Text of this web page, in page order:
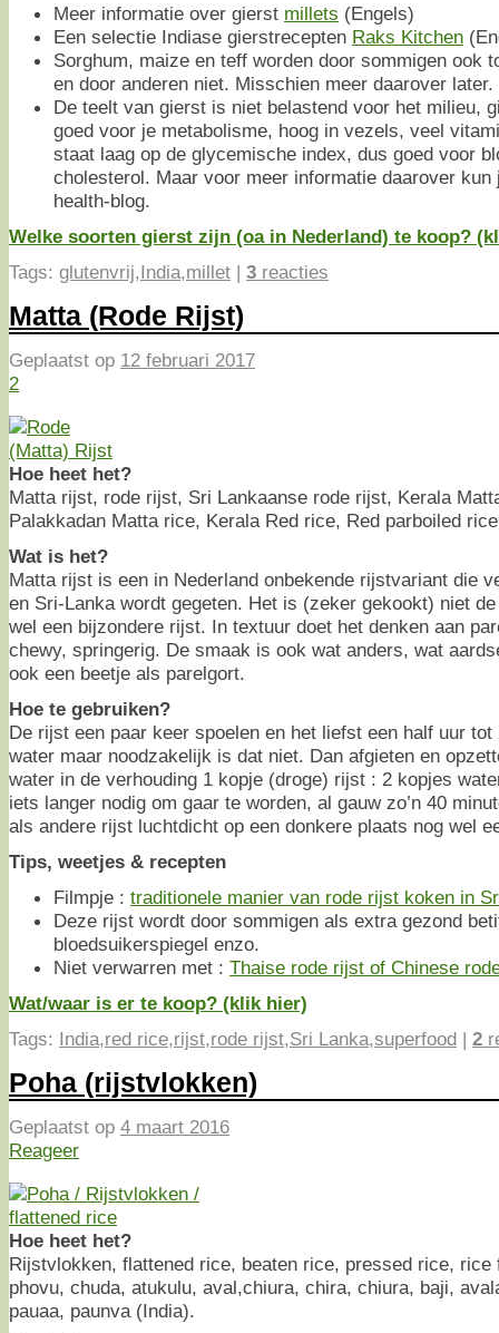
Meer informatie over gierst millets (Engels)
Een selectie Indiase gierstrecepten Raks Kitchen
Sorghum, maize en teff worden door sommigen ook
en door anderen niet. Misschien meer daarover later.
De teelt van gierst is niet belastend voor het milieu,
goed voor je metabolisme, hoog in vezels, veel
staat laag op de glycemische index, dus goed voor
cholesterol. Maar voor meer informatie daarover kun
health-blog.
Welke soorten gierst zijn (oa in Nederland) te koop?
Tags: glutenvrij,India,millet | 3 reacties
Matta (Rode Rijst)
Geplaatst op 12 februari 2017
2
Hoe heet het?
Matta rijst, rode rijst, Sri Lankaanse rode rijst, Kerala
Palakkadan Matta rice, Kerala Red rice, Red parboiled
Wat is het?
Matta rijst is een in Nederland onbekende rijstvariant die
en Sri-Lanka wordt gegeten. Het is (zeker gekookt) niet
wel een bijzondere rijst. In textuur doet het denken aan
chewy, springerig. De smaak is ook wat anders, wat
ook een beetje als parelgort.
Hoe te gebruiken?
De rijst een paar keer spoelen en het liefst een half uur
water maar noodzakelijk is dat niet. Dan afgieten en
water in de verhouding 1 kopje (droge) rijst : 2 kopjes
iets langer nodig om gaar te worden, al gauw zo’n 40
als andere rijst luchtdicht op een donkere plaats nog wel
Tips, weetjes & recepten
Filmpje : traditionele manier van rode rijst koken in
Deze rijst wordt door sommigen als extra gezond
bloedsuikerspiegel enzo.
Niet verwarren met : Thaise rode rijst of Chinese
Wat/waar is er te koop? (klik hier)
Tags: India,red rice,rijst,rode rijst,Sri Lanka,superfood | 2
Poha (rijstvlokken)
Geplaatst op 4 maart 2016
Reageer
Hoe heet het?
Rijstvlokken, flattened rice, beaten rice, pressed rice, rice
phovu, chuda, atukulu, aval,chiura, chira, chiura, baji,
pauaa, paunva (India).